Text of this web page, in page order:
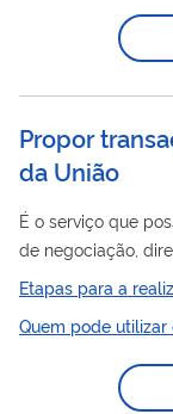
postulada
rescisão do
necessariamente
Propor
da União
É o serviço que
de negociação,
débitos inscritos em
Esse serviço não
nem do contencioso
poderá envolver,
Etapas para a
Quem pode utilizar